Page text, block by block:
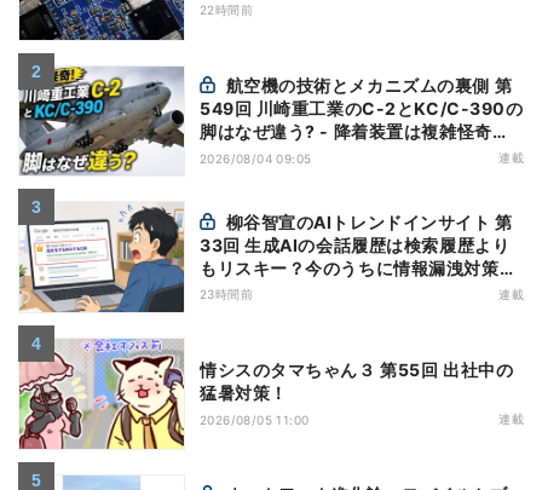
22時間前
549回 川崎重工業のC-2とKC/C-390の
脚はなぜ違う? - 降着装置は複雑怪奇
(5)|軍用輸送機(10)
2026/08/04 09:05 連載
33回 生成AIの会話履歴は検索履歴より
もリスキー？今のうちに情報漏洩対策を
万全にしておこう
23時間前 連載
情シスのタマちゃん３ 第55回 出社中の
猛暑対策！
2026/08/05 11:00 連載